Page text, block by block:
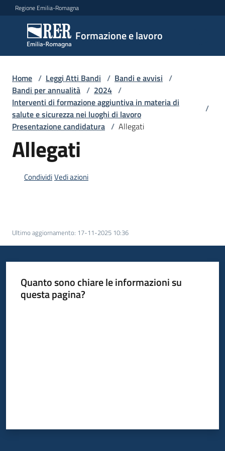
Vai al contenuto
Vai alla navigazione
Vai al footer
Regione Emilia-Romagna
Formazione e lavoro
Formazione
e lavoro
Argomenti
Novità
Bandi
Programmi
Progetti
Home / Leggi Atti Bandi / Bandi e avvisi /
Bandi per annualità / 2024 /
Interventi di formazione aggiuntiva in materia di
salute e sicurezza nei luoghi di lavoro
/
Presentazione candidatura / Allegati
Allegati
CondividiVedi azioni
Ultimo aggiornamento: 17-11-2025 10:36
Quanto sono chiare le informazioni su
questa pagina?